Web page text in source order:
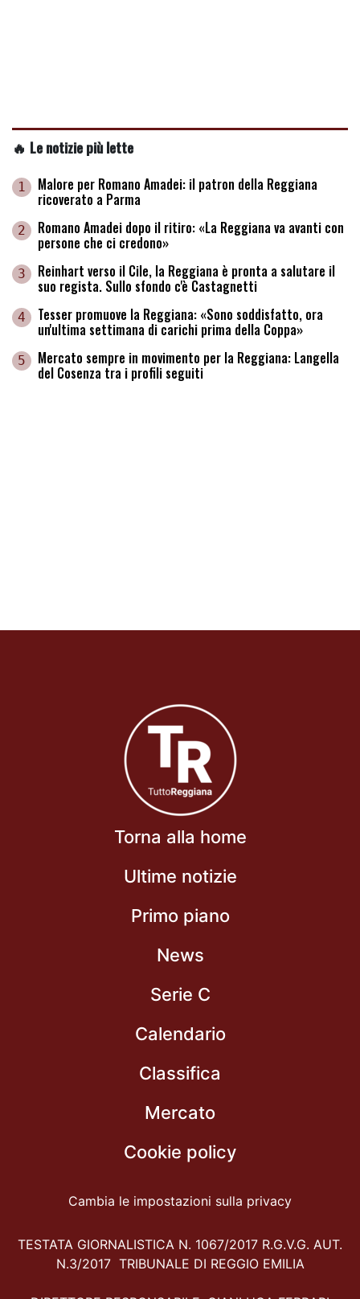
🔥 Le notizie più lette
1 Malore per Romano Amadei: il patron della Reggiana
ricoverato a Parma
2 Romano Amadei dopo il ritiro: «La Reggiana va avanti con
persone che ci credono»
3 Reinhart verso il Cile, la Reggiana è pronta a salutare il
suo regista. Sullo sfondo c'è Castagnetti
4 Tesser promuove la Reggiana: «Sono soddisfatto, ora
un'ultima settimana di carichi prima della Coppa»
5 Mercato sempre in movimento per la Reggiana: Langella
del Cosenza tra i profili seguiti
Torna alla home
Ultime notizie
Primo piano
News
Serie C
Calendario
Classifica
Mercato
Cookie policy
Cambia le impostazioni sulla privacy
TESTATA GIORNALISTICA N. 1067/2017 R.G.V.G. AUT.
N.3/2017 TRIBUNALE DI REGGIO EMILIA